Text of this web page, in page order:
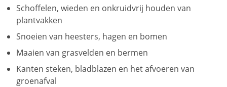
Schoffelen, wieden en onkruidvrij houden van
plantvakken
Snoeien van heesters, hagen en bomen
Maaien van grasvelden en bermen
Kanten steken, bladblazen en het afvoeren van
groenafval